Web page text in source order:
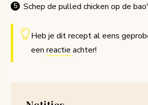
Schep de pulled chicken op de
Heb je dit recept al eens
een reactie achter!